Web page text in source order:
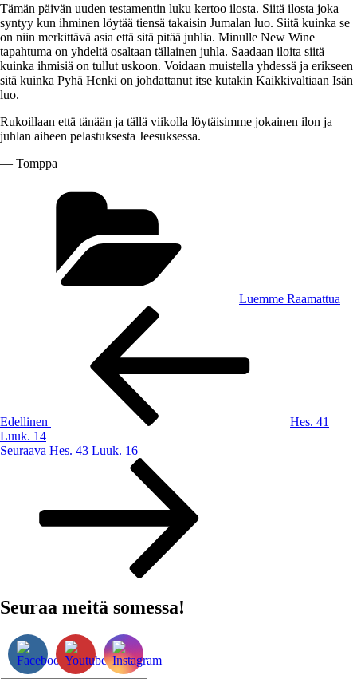
Tämän päivän uuden testamentin luku kertoo ilosta. Siitä ilosta joka
syntyy kun ihminen löytää tiensä takaisin Jumalan luo. Siitä kuinka se
on niin merkittävä asia että sitä pitää juhlia. Minulle New Wine
tapahtuma on yhdeltä osaltaan tällainen juhla. Saadaan iloita siitä
kuinka ihmisiä on tullut uskoon. Voidaan muistella yhdessä ja erikseen
sitä kuinka Pyhä Henki on johdattanut itse kutakin Kaikkivaltiaan Isän
luo.
Rukoillaan että tänään ja tällä viikolla löytäisimme jokainen ilon ja
juhlan aiheen pelastuksesta Jeesuksessa.
— Tomppa
Luemme Raamattua
Edellinen
Hes. 41
Luuk. 14
Seuraava
Seuraava Hes. 43 Luuk. 16
Seuraa meitä somessa!